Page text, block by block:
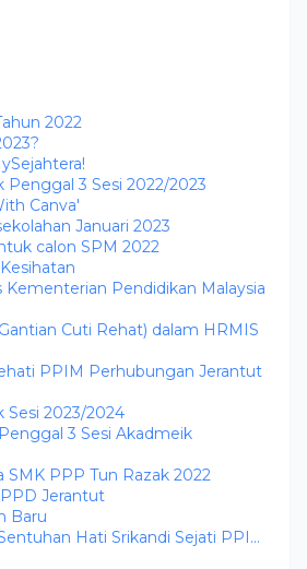
2022
Penggal 3 Sesi 2022/2023
Canva'
Januari 2023
calon SPM 2022
Kementerian Pendidikan Malaysia
Cuti Rehat) dalam HRMIS
PPIM Perhubungan Jerantut
Sesi 2023/2024
3 Sesi Akadmeik
SMK PPP Tun Razak 2022
PPD Jerantut
Baru
Hati Srikandi Sejati PPI...